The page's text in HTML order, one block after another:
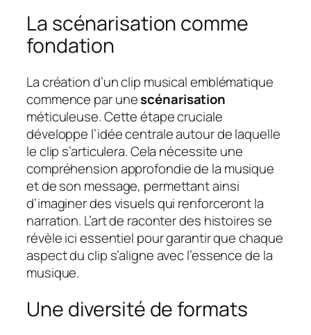
La scénarisation comme
fondation
La création d’un clip musical emblématique
commence par unescénarisation
méticuleuse. Cette étape cruciale
développe l’idée centrale autour de laquelle
le clip s’articulera. Cela nécessite une
compréhension approfondie de la musique
et de son message, permettant ainsi
d’imaginer des visuels qui renforceront la
narration. L’art de raconter des histoires se
révèle ici essentiel pour garantir que chaque
aspect du clip s’aligne avec l’essence de la
musique.
Une diversité de formats